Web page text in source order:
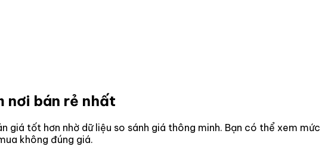
nơi bán rẻ nhất
giá tốt hơn nhờ dữ liệu so sánh giá thông minh. Bạn có thể xem mức
không đúng giá.